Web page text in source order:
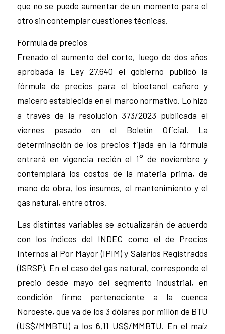
que no se puede aumentar de un momento para el
otro sin contemplar cuestiones técnicas.
Fórmula de precios
Frenado el aumento del corte, luego de dos años
aprobada la Ley 27.640 el gobierno publicó la
fórmula de precios para el bioetanol cañero y
maicero establecida en el marco normativo. Lo hizo
a través de la resolución 373/2023 publicada el
viernes pasado en el Boletín Oficial. La
determinación de los precios fijada en la fórmula
entrará en vigencia recién el 1° de noviembre y
contemplará los costos de la materia prima, de
mano de obra, los insumos, el mantenimiento y el
gas natural, entre otros.
Las distintas variables se actualizarán de acuerdo
con los índices del INDEC como el de Precios
Internos al Por Mayor (IPIM) y Salarios Registrados
(ISRSP). En el caso del gas natural, corresponde el
precio desde mayo del segmento industrial, en
condición firme perteneciente a la cuenca
Noroeste, que va de los 3 dólares por millón de BTU
(US$/MMBTU) a los 6,11 US$/MMBTU. En el maíz